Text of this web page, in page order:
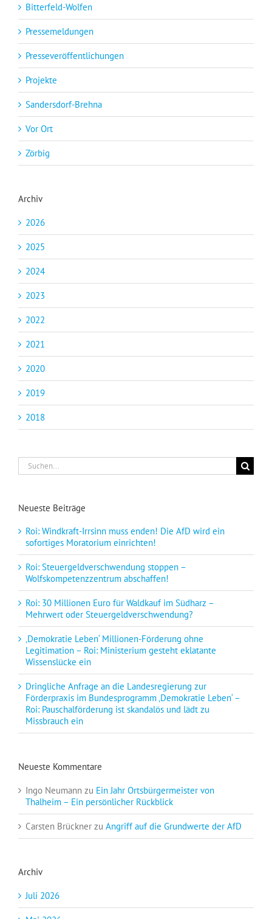
Bitterfeld-Wolfen
Pressemeldungen
Presseveröffentlichungen
Projekte
Sandersdorf-Brehna
Vor Ort
Zörbig
Archiv
2026
2025
2024
2023
2022
2021
2020
2019
2018
Suche
nach:
Neueste Beiträge
Roi: Windkraft-Irrsinn muss enden! Die AfD wird ein
sofortiges Moratorium einrichten!
Roi: Steuergeldverschwendung stoppen –
Wolfskompetenzzentrum abschaffen!
Roi: 30 Millionen Euro für Waldkauf im Südharz –
Mehrwert oder Steuergeldverschwendung?
‚Demokratie Leben‘ Millionen-Förderung ohne
Legitimation – Roi: Ministerium gesteht eklatante
Wissenslücke ein
Dringliche Anfrage an die Landesregierung zur
Förderpraxis im Bundesprogramm ‚Demokratie Leben‘ –
Roi: Pauschalförderung ist skandalös und lädt zu
Missbrauch ein
Neueste Kommentare
Ingo Neumann zu Ein Jahr Ortsbürgermeister von
Thalheim – Ein persönlicher Rückblick
Carsten Brückner zu Angriff auf die Grundwerte der AfD
Archiv
Juli 2026